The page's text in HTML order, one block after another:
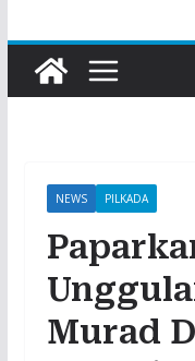
NEWS PILKADA
Murad